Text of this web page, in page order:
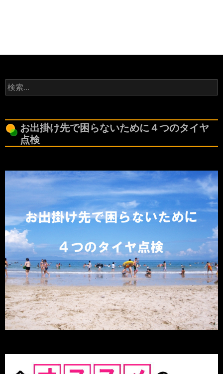
検
索:
お出掛け先で困らないために４つのタイヤ
点検